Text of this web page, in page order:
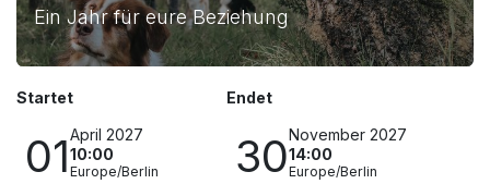
Ein Jahr für eure Beziehung
Startet
01April 2027
10:00
Europe/Berlin
Endet
30November 2027
14:00
Europe/Berlin